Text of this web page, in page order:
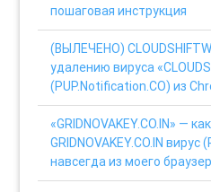
пошаговая инструкция
(ВЫЛЕЧЕНО)
удалению вируса
(PUP.Notification.CO) из
«GRIDNOVAKEY.CO.IN» —
GRIDNOVAKEY.CO.IN
навсегда из моего